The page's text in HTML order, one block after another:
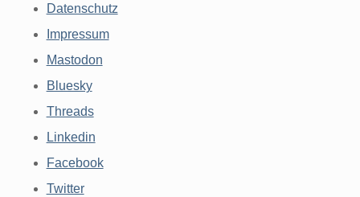
Datenschutz
Impressum
Mastodon
Bluesky
Threads
Linkedin
Facebook
Twitter